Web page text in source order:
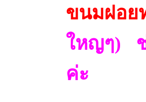
ขนมฝอย
ใหญๆ)
ค่ะ